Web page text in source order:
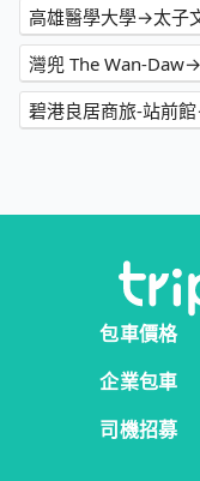
高雄醫學大學→太子
灣兜 The Wan-
碧港良居商旅-站前
包車價格
企業包車
司機招募